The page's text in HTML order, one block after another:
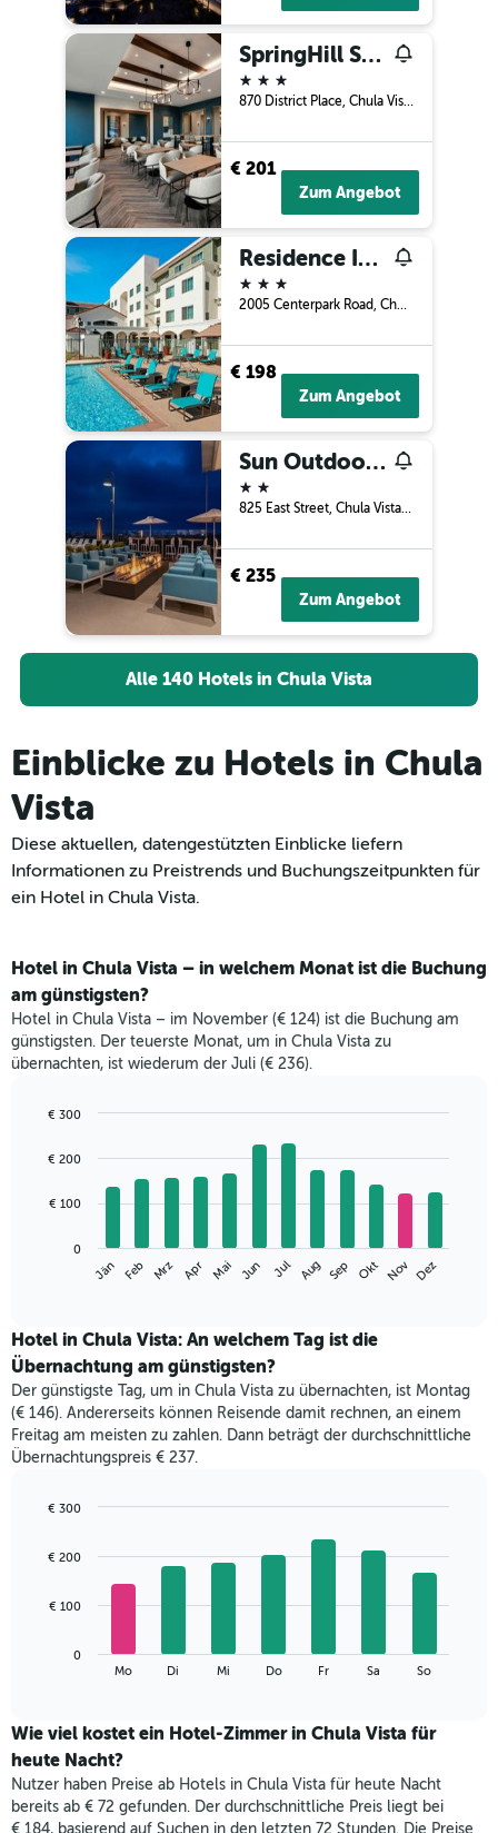
SpringHill Suites by Marriott Chula Vista Eastlake
3 Sterne
870 District Place, Chula Vista, CA, USA
€ 201
Zum Angebot
Residence Inn by Marriott San Diego Chula Vista
3 Sterne
2005 Centerpark Road, Chula Vista, CA, USA
€ 198
Zum Angebot
Sun Outdoors San Diego Bay
2 Sterne
825 East Street, Chula Vista, CA, USA
€ 235
Zum Angebot
Alle 140 Hotels in Chula Vista
Einblicke zu Hotels in Chula
Vista
Diese aktuellen, datengestützten Einblicke liefern
Informationen zu Preistrends und Buchungszeitpunkten für
ein Hotel in Chula Vista.
Hotel in Chula Vista – in welchem Monat ist die Buchung
am günstigsten?
Hotel in Chula Vista – im November (€ 124) ist die Buchung am
günstigsten. Der teuerste Monat, um in Chula Vista zu
übernachten, ist wiederum der Juli (€ 236).
chart
bars.
folgende
den
durchschnittlichen
Zimmerpreis
im
jeweiligen
Monat
an.
Diagramm
X-
die
Monate
hat
1
Y-
Achse,
die
graphic.
Jän Feb Mrz Apr Mai Jun Jul Aug Sep Okt Nov Dez
0
€ 100
€ 200
€ 300
Hotel in Chula Vista: An welchem Tag ist die
Übernachtung am günstigsten?
Der günstigste Tag, um in Chula Vista zu übernachten, ist Montag
(€ 146). Andererseits können Reisende damit rechnen, an einem
Freitag am meisten zu zahlen. Dann beträgt der durchschnittliche
Übernachtungspreis € 237.
with
bars.
folgende
den
durchschnittlichen
Preis
eines
Zimmers
Mo Di Mi Do Fr Sa So
0
€ 100
€ 200
€ 300
Wie viel kostet ein Hotel-Zimmer in Chula Vista für
heute Nacht?
Nutzer haben Preise ab Hotels in Chula Vista für heute Nacht
bereits ab € 72 gefunden. Der durchschnittliche Preis liegt bei
€ 184, basierend auf Suchen in den letzten 72 Stunden. Die Preise